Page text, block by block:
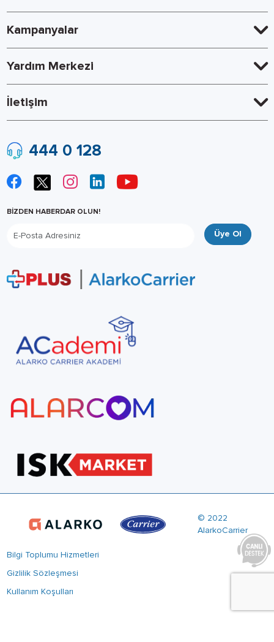
Kampanyalar
Yardım Merkezi
İletişim
444 0 128
BİZDEN HABERDAR OLUN!
Üye Ol
© 2022
AlarkoCarrier
Bilgi Toplumu Hizmetleri
Gizlilik Sözleşmesi
Kullanım Koşulları